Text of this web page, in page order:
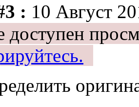
: 10 Август
доступен